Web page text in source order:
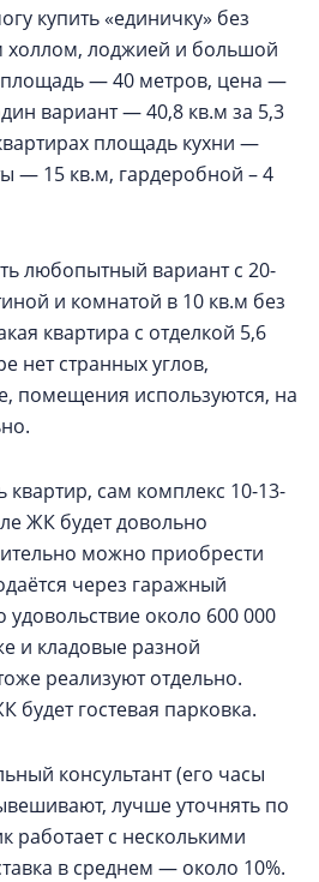
купить «единичку» без
холлом, лоджией и большой
— 40 метров, цена —
вариант — 40,8 кв.м за 5,3
площадь кухни —
— 15 кв.м, гардеробной – 4
любопытный вариант с 20-
и комнатой в 10 кв.м без
квартира с отделкой 5,6
нет странных углов,
помещения используются, на
квартир, сам комплекс 10-13-
ЖК будет довольно
можно приобрести
через гаражный
удовольствие около 600 000
и кладовые разной
реализуют отдельно.
гостевая парковка.
консультант (его часы
лучше уточнять по
работает с несколькими
в среднем — около 10%.